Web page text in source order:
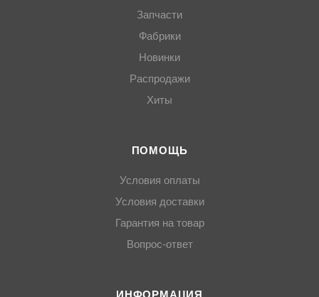
Запчасти
Фабрики
Новинки
Распродажи
Хиты
ПОМОЩЬ
Условия оплаты
Условия доставки
Гарантия на товар
Вопрос-ответ